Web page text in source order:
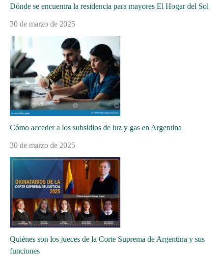
Dónde se encuentra la residencia para mayores El Hogar del Sol
30 de marzo de 2025
Cómo acceder a los subsidios de luz y gas en Argentina
30 de marzo de 2025
Quiénes son los jueces de la Corte Suprema de Argentina y sus
funciones